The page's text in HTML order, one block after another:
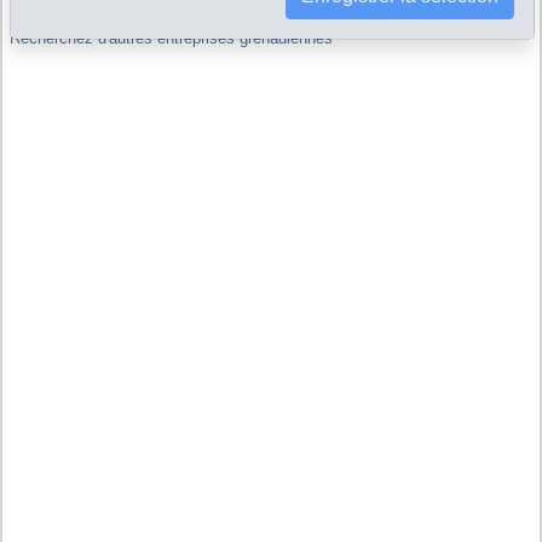
Recherchez d'autres entreprises grenadiennes